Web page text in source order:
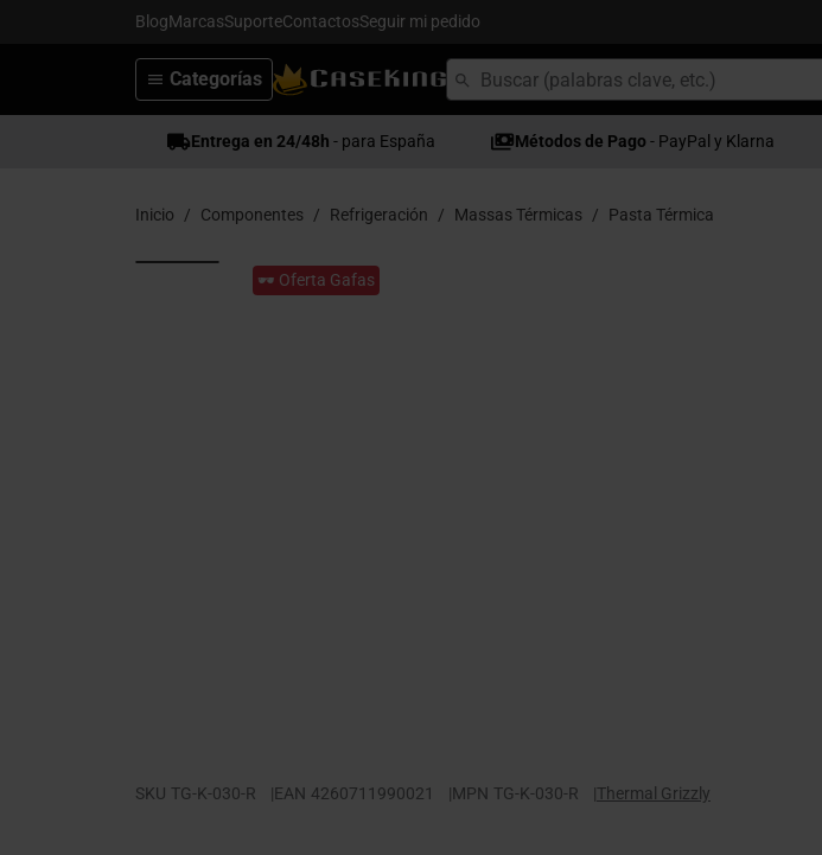
BlogMarcasSuporteContactosSeguir mi pedido
Categorías
Entrega en 24/48h - para España Métodos de Pago - PayPal y Klarna
Inicio Componentes Refrigeración Massas Térmicas Pasta Térmica
🕶️ Oferta Gafas
SKU TG-K-030-R |EAN 4260711990021 |MPN TG-K-030-R |Thermal Grizzly